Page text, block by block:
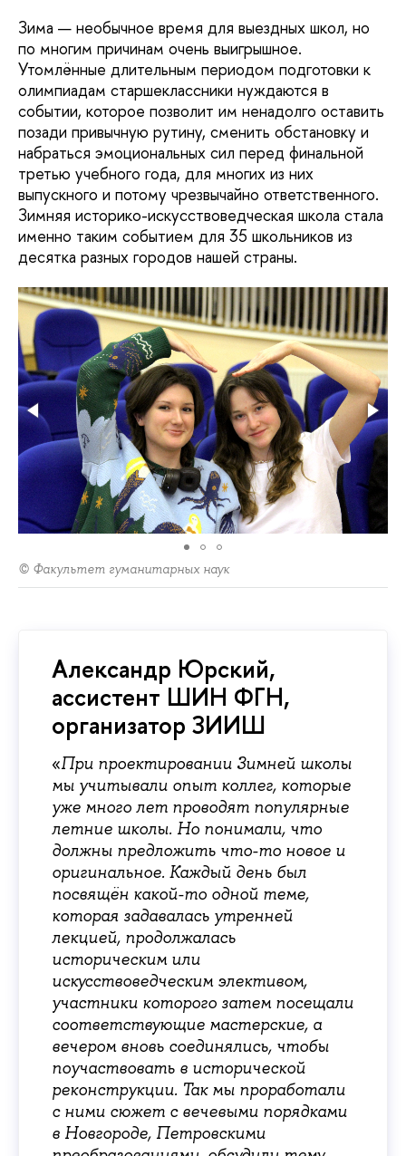
Зима — необычное время для выездных школ, но
по многим причинам очень выигрышное.
Утомлённые длительным периодом подготовки к
олимпиадам старшеклассники нуждаются в
событии, которое позволит им ненадолго оставить
позади привычную рутину, сменить обстановку и
набраться эмоциональных сил перед финальной
третью учебного года, для многих из них
выпускного и потому чрезвычайно ответственного.
Зимняя историко-искусствоведческая школа стала
именно таким событием для 35 школьников из
десятка разных городов нашей страны.
© Факультет гуманитарных наук
Александр Юрский,
ассистент ШИН ФГН,
организатор ЗИИШ
«‎При проектировании Зимней школы
мы учитывали опыт коллег, которые
уже много лет проводят популярные
летние школы. Но понимали, что
должны предложить что-то новое и
оригинальное. Каждый день был
посвящён какой-то одной теме,
которая задавалась утренней
лекцией, продолжалась
историческим или
искусствоведческим элективом,
участники которого затем посещали
соответствующие мастерские, а
вечером вновь соединялись, чтобы
поучаствовать в исторической
реконструкции. Так мы проработали
с ними сюжет с вечевыми порядками
в Новгороде, Петровскими